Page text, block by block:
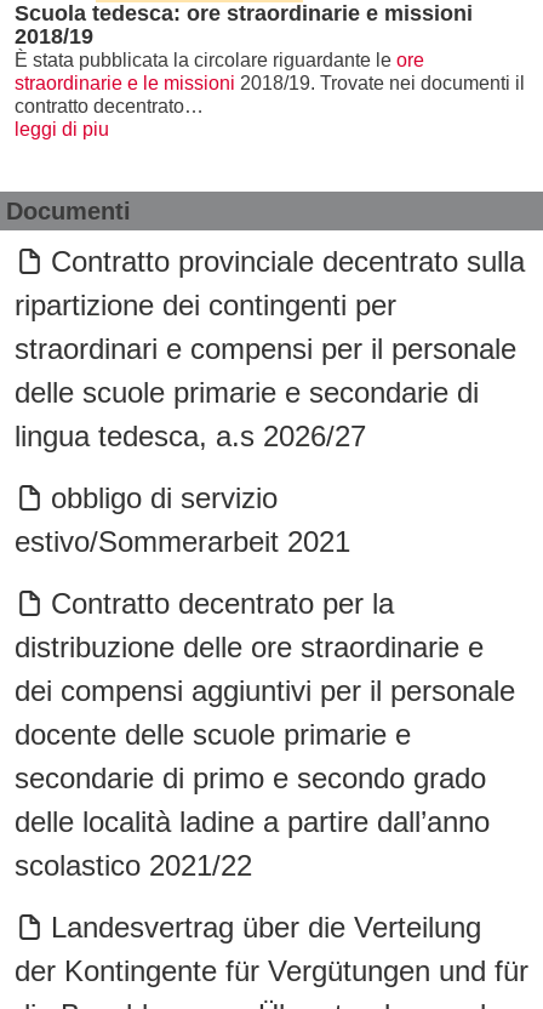
Scuola tedesca: ore straordinarie e missioni
2018/19
È stata pubblicata la circolare riguardante le ore
straordinarie e le missioni 2018/19. Trovate nei documenti il
contratto decentrato…
leggi di piu
Documenti
Contratto provinciale decentrato sulla
ripartizione dei contingenti per
straordinari e compensi per il personale
delle scuole primarie e secondarie di
lingua tedesca, a.s 2026/27
obbligo di servizio
estivo/Sommerarbeit 2021
Contratto decentrato per la
distribuzione delle ore straordinarie e
dei compensi aggiuntivi per il personale
docente delle scuole primarie e
secondarie di primo e secondo grado
delle località ladine a partire dall’anno
scolastico 2021/22
Landesvertrag über die Verteilung
der Kontingente für Vergütungen und für